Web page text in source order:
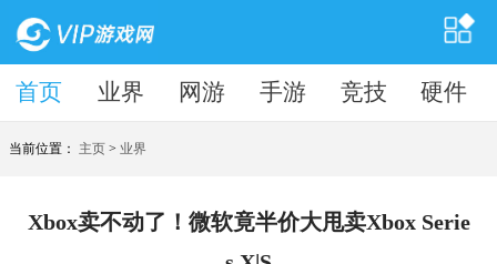
首页 业界 网游 手游 竞技 硬件
首页
当前位置： 主页 >业界
Xbox卖不动了！微软竟半价大甩卖Xbox Serie